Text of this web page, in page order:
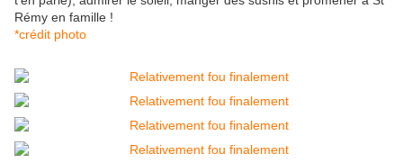
Rémy en famille !
*crédit photo